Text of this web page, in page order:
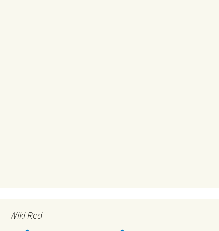
Wiki Red